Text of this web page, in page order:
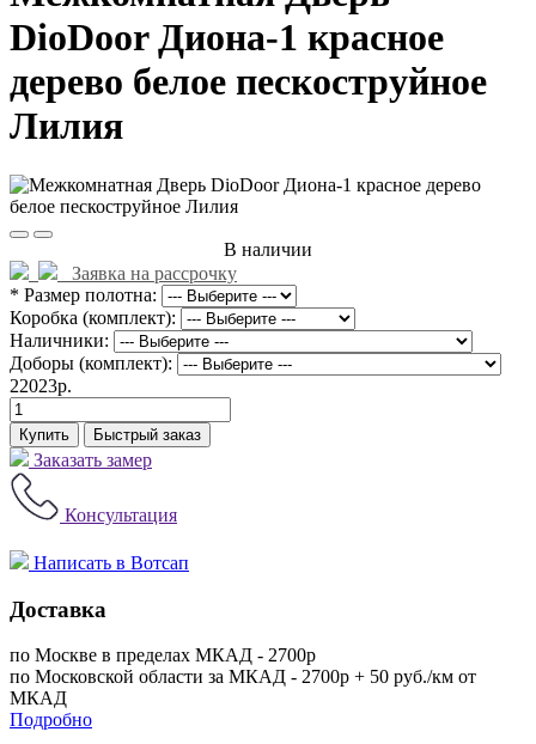
DioDoor Диона-1 красное
дерево белое пескоструйное
Лилия
В наличии
Заявка на рассрочку
* Размер полотна:
Коробка (комплект):
Наличники:
Доборы (комплект):
22023р.
Купить Быстрый заказ
Заказать замер
Консультация
Написать в Вотсап
Доставка
по Москве в пределах МКАД - 2700р
по Московской области за МКАД - 2700р + 50 руб./км от
МКАД
Подробно